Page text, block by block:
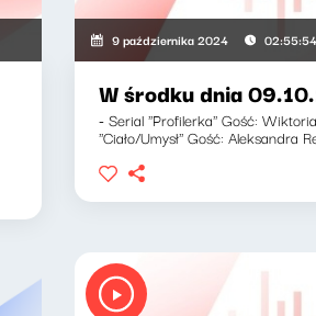
9 października 2024 02:55:54
W środku dnia
- Serial ''Profilerka'' Gość:
''Ciało/Umysł'' Gość: Aleksandra